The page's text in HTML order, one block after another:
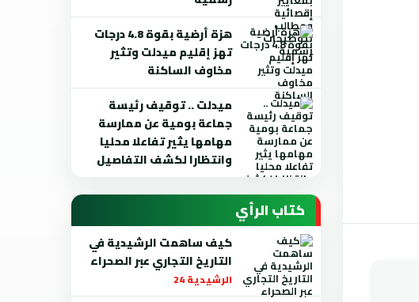
هزة أرضية بقوة 4.8 درجات
تهز إقليم ميدلت وتثير
مخاوف الساكنة
ميدلت .. توقيف رئيسة
جماعة بومية عن ممارسة
مهامها يثير تفاعلا محليا
وانتظارا لكشف التفاصيل
كتاب الرأي
كيف ساهمت الرشيدية في
التاريخ التجاري عبر الصحراء
الرشيدية 24